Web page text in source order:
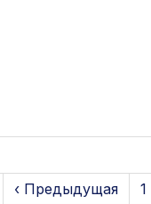
‹ Предыдущая 1